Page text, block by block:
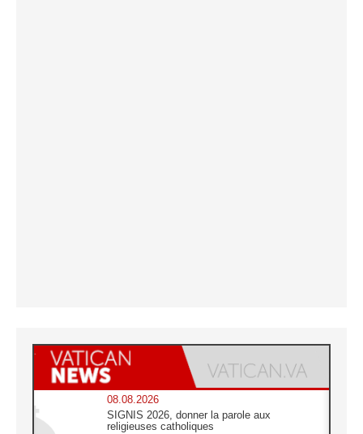
08.08.2026
SIGNIS 2026, donner la parole aux
religieuses catholiques